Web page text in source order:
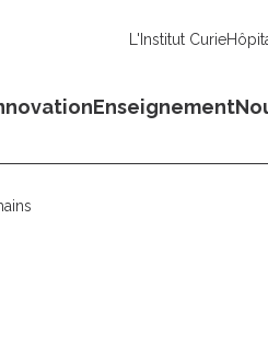
L'Institut Curie
Enseignement